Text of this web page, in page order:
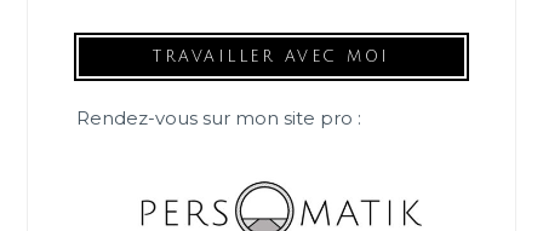
TRAVAILLER AVEC MOI
Rendez-vous sur mon site pro :